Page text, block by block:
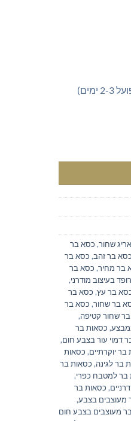
שחור, כסא בר
כסא בר זהב, כסא בר
בר מחיר, כסא בר
בעיצוב מודרני,
בר עץ, כסא בר
בר שחור, כסא בר
שחור קטיפה,
, כסאות בר
דמוי עור בצבע חום,
בר יוקרתיים, כסאות
בר לגינה, כסאות בר
בר למטבח כפרי,
, כסאות בר
מעוצבים בצבע,
מעוצבים בצבע חום